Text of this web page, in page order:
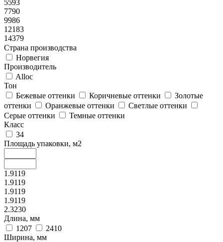
5593
7790
9986
12183
14379
Страна производства
Норвегия
Производитель
Alloc
Тон
Бежевые оттенки
Коричневые оттенки
Золотые
оттенки
Оранжевые оттенки
Светлые оттенки
Серые оттенки
Темные оттенки
Класс
34
Площадь упаковки, м2
1.9119
1.9119
1.9119
1.9119
2.3230
Длина, мм
1207
2410
Ширина, мм